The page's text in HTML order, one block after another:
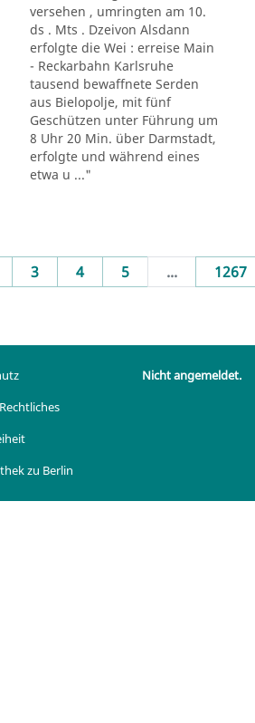
versehen , umringten am 10.
ds . Mts . Dzeivon Alsdann
erfolgte die Wei : erreise Main
- Reckarbahn Karlsruhe
tausend bewaffnete Serden
aus Bielopolje, mit fünf
Geschützen unter Führung um
8 Uhr 20 Min. über Darmstadt,
erfolgte und während eines
etwa u ..."
3 4 5 ... 1267
zu Berlin
Nicht angemeldet.